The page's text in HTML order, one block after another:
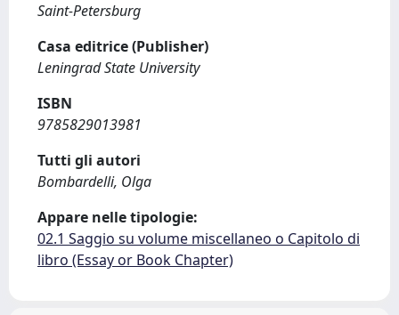
Saint-Petersburg
Casa editrice (Publisher)
Leningrad State University
ISBN
9785829013981
Tutti gli autori
Bombardelli, Olga
Appare nelle tipologie:
02.1 Saggio su volume miscellaneo o Capitolo di
libro (Essay or Book Chapter)